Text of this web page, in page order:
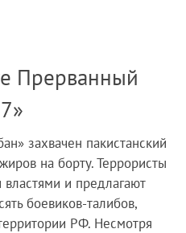
Прерванный
захвачен пакистанский
на борту. Террористы
и предлагают
боевиков-талибов,
РФ. Несмотря